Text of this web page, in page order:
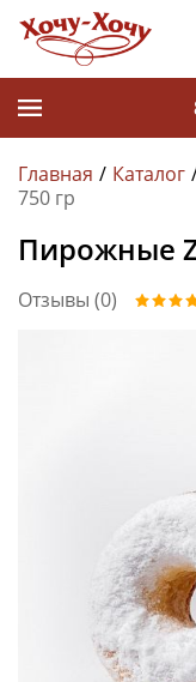
Главная Каталог
750 гр
Пирожные
Отзывы (0)